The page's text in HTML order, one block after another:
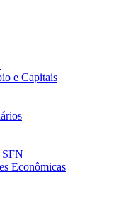
e Capitais
SFN
Econômicas